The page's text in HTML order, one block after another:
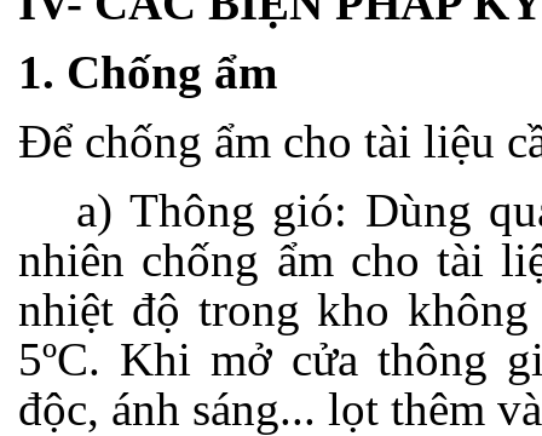
1. Chống ẩm
Để chống ẩm cho tài liệu
a) Thông gió: Dùng
nhiên chống ẩm cho tài
nhiệt độ trong kho
5ºC. Khi mở cửa thông
độc, ánh sáng... lọt thêm